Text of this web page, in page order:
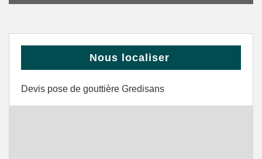
Nous localiser
Devis pose de gouttière Gredisans